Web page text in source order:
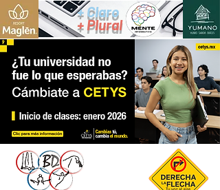
+ Claro
+ Plural